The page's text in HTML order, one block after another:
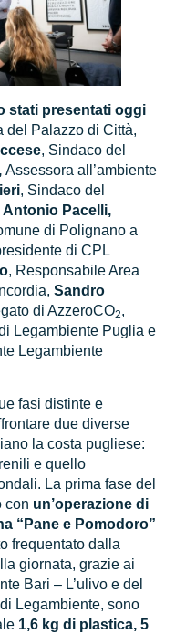
stati presentati oggi
del Palazzo di Città,
, Sindaco del
Assessora all’ambiente
, Sindaco del
Antonio Pacelli,
di Polignano a
di CPL
, Responsabile Area
Sandro
di AzzeroCO2,
Legambiente Puglia e
Legambiente
fasi distinte e
due diverse
la costa pugliese:
e quello
La prima fase del
con un’operazione di
“Pane e Pomodoro”
frequentato dalla
giornata, grazie ai
Bari – L’ulivo e del
Legambiente, sono
1,6 kg di plastica, 5